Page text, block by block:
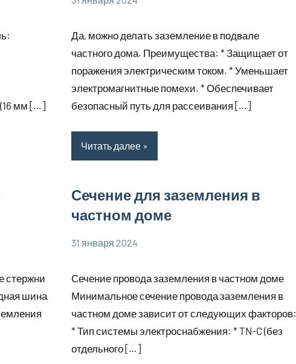
мм […]
phoenex_ru
Да, можно делать заземление в подвале
частного дома. Преимущества: * Защищает от
поражения электрическим током. * Уменьшает
электромагнитные помехи. * Обеспечивает
безопасный путь для рассеивания […]
Читать далее
стержни
шина
Сечение для заземления в
частном доме
31 января 2024
phoenex_ru
Сечение провода заземления в частном доме
Минимальное сечение провода заземления в
частном доме зависит от следующих факторов:
* Тип системы электроснабжения: * TN-C (без
отдельного […]